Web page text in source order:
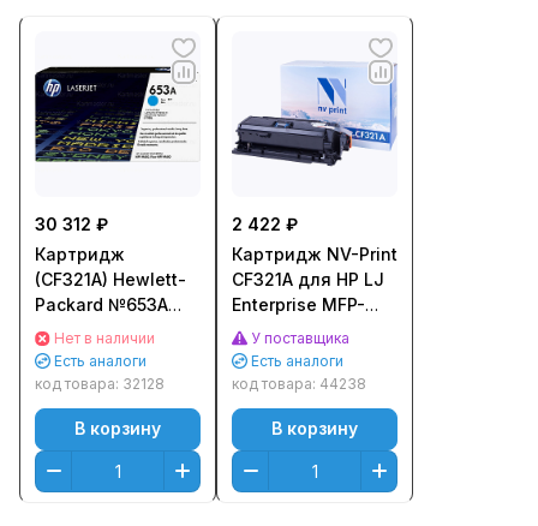
30 312 ₽
Картридж
(CF321A) Hewlett-
Packard №653A
для HP CLJ
M680dn/ M651n
Голубой (Cyan)
Оригинальный
Нет в наличии
Есть аналоги
код товара: 32128
В корзину
2 422 ₽
Картридж NV-Print
CF321A для HP LJ
Enterprise MFP-
M680dn/ M680f/
Flow M680z
(16500стр.)
Голубой (Cyan)
У поставщика
Есть аналоги
код товара: 44238
В корзину